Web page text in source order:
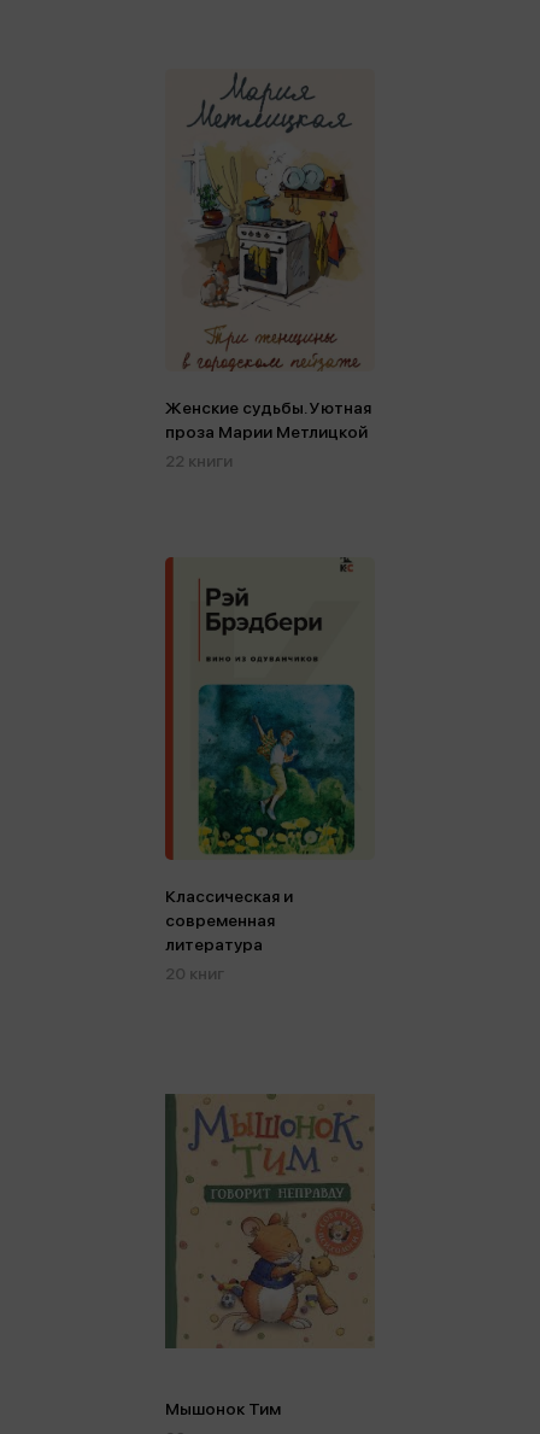
Женские судьбы. Уютная
проза Марии Метлицкой
22 книги
Классическая и
современная
литература
20 книг
Мышонок Тим